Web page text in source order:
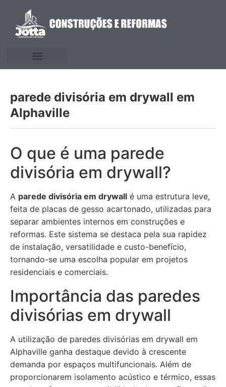
parede divisória em drywall em
Alphaville
O que é uma parede
divisória em drywall?
A parede divisória em drywall é uma estrutura leve,
feita de placas de gesso acartonado, utilizadas para
separar ambientes internos em construções e
reformas. Este sistema se destaca pela sua rapidez
de instalação, versatilidade e custo-benefício,
tornando-se uma escolha popular em projetos
residenciais e comerciais.
Importância das paredes
divisórias em drywall
A utilização de paredes divisórias em drywall em
Alphaville ganha destaque devido à crescente
demanda por espaços multifuncionais. Além de
proporcionarem isolamento acústico e térmico, essas